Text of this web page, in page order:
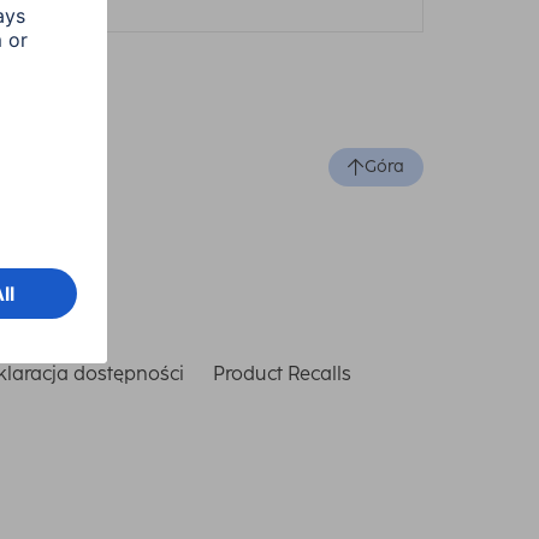
Góra
dostępności Product Recalls